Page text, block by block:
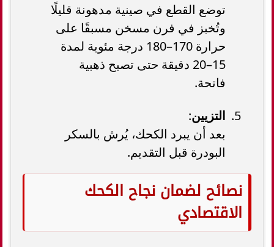
توضع القطع في صينية مدهونة قليلًا
وتُخبز في فرن مسخن مسبقًا على
حرارة 170–180 درجة مئوية لمدة
15–20 دقيقة حتى تصبح ذهبية
فاتحة.
التزيين:
بعد أن يبرد الكحك، يُرش بالسكر
البودرة قبل التقديم.
نصائح لضمان نجاح الكحك
الاقتصادي